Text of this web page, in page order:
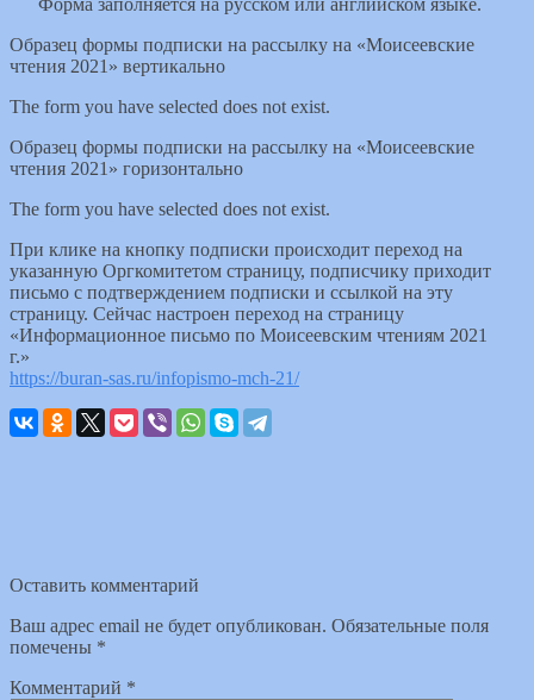
Форма заполняется на русском или английском языке.
Образец формы подписки на рассылку на «Моисеевские
чтения 2021» вертикально
The form you have selected does not exist.
Образец формы подписки на рассылку на «Моисеевские
чтения 2021» горизонтально
The form you have selected does not exist.
При клике на кнопку подписки происходит переход на
указанную Оргкомитетом страницу, подписчику приходит
письмо с подтверждением подписки и ссылкой на эту
страницу. Сейчас настроен переход на страницу
«Информационное письмо по Моисеевским чтениям 2021
г.»
https://buran-sas.ru/infopismo-mch-21/
Оставить комментарий
Ваш адрес email не будет опубликован. Обязательные поля
помечены *
Комментарий *